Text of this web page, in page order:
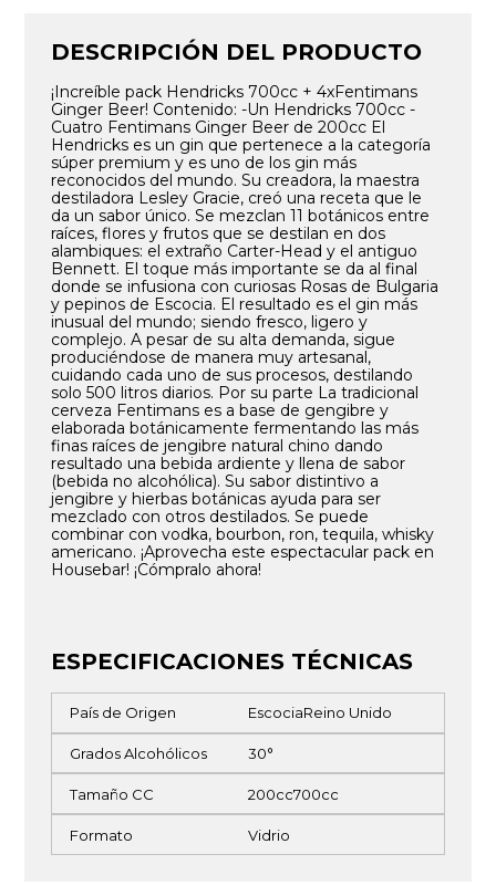
DESCRIPCIÓN DEL PRODUCTO
¡Increíble pack Hendricks 700cc + 4xFentimans
Ginger Beer! Contenido: -Un Hendricks 700cc -
Cuatro Fentimans Ginger Beer de 200cc El
Hendricks es un gin que pertenece a la categoría
súper premium y es uno de los gin más
reconocidos del mundo. Su creadora, la maestra
destiladora Lesley Gracie, creó una receta que le
da un sabor único. Se mezclan 11 botánicos entre
raíces, flores y frutos que se destilan en dos
alambiques: el extraño Carter-Head y el antiguo
Bennett. El toque más importante se da al final
donde se infusiona con curiosas Rosas de Bulgaria
y pepinos de Escocia. El resultado es el gin más
inusual del mundo; siendo fresco, ligero y
complejo. A pesar de su alta demanda, sigue
produciéndose de manera muy artesanal,
cuidando cada uno de sus procesos, destilando
solo 500 litros diarios. Por su parte La tradicional
cerveza Fentimans es a base de gengibre y
elaborada botánicamente fermentando las más
finas raíces de jengibre natural chino dando
resultado una bebida ardiente y llena de sabor
(bebida no alcohólica). Su sabor distintivo a
jengibre y hierbas botánicas ayuda para ser
mezclado con otros destilados. Se puede
combinar con vodka, bourbon, ron, tequila, whisky
americano. ¡Aprovecha este espectacular pack en
Housebar! ¡Cómpralo ahora!
ESPECIFICACIONES TÉCNICAS
País de Origen EscociaReino Unido
Grados Alcohólicos 30°
Tamaño CC 200cc700cc
Formato Vidrio